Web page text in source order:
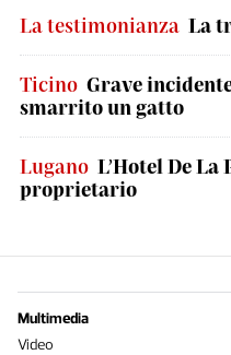
La testimonianza La
Ticino Grave
smarrito un gatto
Lugano L’Hotel De La
proprietario
Multimedia
Video